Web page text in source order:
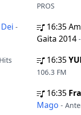
PROS
-
16:35
Gaita 2014
16:35
106.3 FM
16:35
Mago -